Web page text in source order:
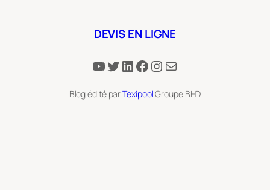
DEVIS EN LIGNE
YouTube
Twitter
LinkedIn
Facebook
Instagram
E-mail
Blog édité parTexipoolGroupe BHD